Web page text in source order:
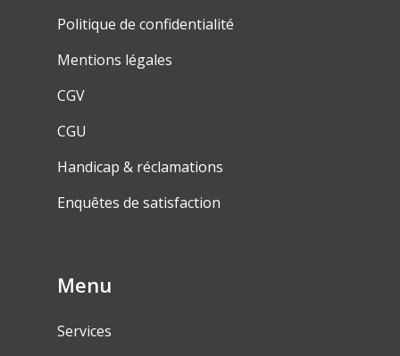
Politique de confidentialité
Mentions légales
CGV
CGU
Handicap & réclamations
Enquêtes de satisfaction
Menu
Services